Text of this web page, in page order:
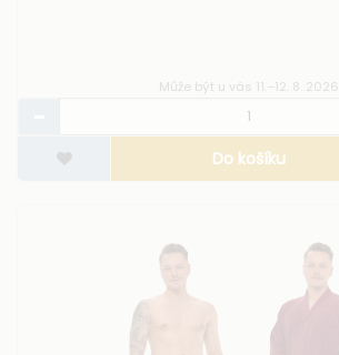
Může být u vás 11.–12. 8. 2026
Do košíku